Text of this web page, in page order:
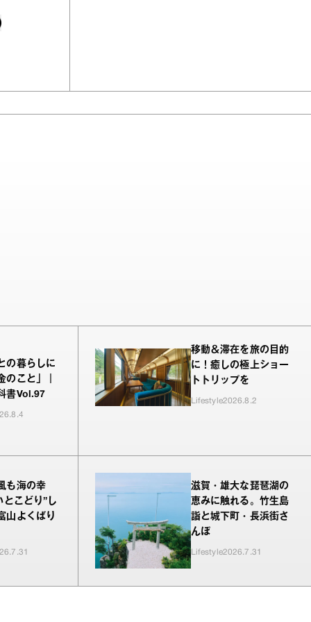
の暮らしに
のこと」｜
書Vol.97
移動＆滞在を旅の目的
に！癒しの極上ショー
トトリップを
Lifestyle2026.8.2
も海の幸
とこどり”し
山よくばり
滋賀・雄大な琵琶湖の
恵みに触れる。竹生島
詣と城下町・長浜街さ
んぽ
Lifestyle2026.7.31